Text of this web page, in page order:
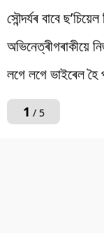
সৌন্দৰ্যৰ বাবে
অভিনেত্ৰীগৰাকীয়ে
লগে লগে ভাইৰেল হৈ
1 / 5